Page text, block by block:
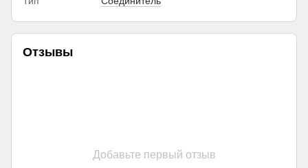
Отзывы
Добавьте первый отзыв